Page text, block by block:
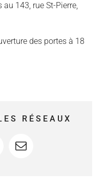
143, rue St-Pierre,
des portes à 18
RÉSEAUX
Courriel